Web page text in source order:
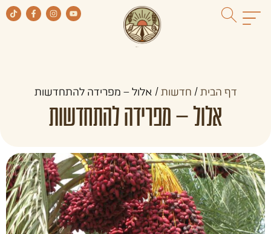
דף הבית / חדשות / אלול – מפרידה להתחדשות
אלול – מפרידה להתחדשות